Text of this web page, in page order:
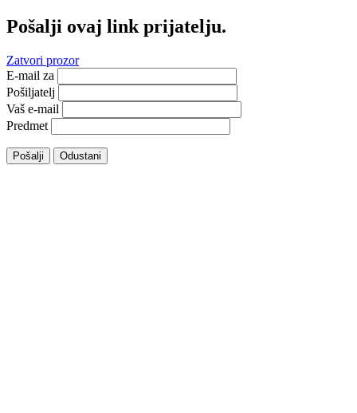
Pošalji ovaj link prijatelju.
Zatvori prozor
E-mail za
Pošiljatelj
Vaš e-mail
Predmet
Pošalji Odustani